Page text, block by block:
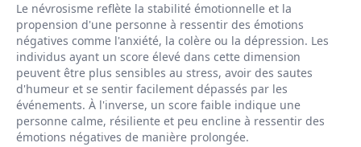
Le névrosisme reflète la stabilité émotionnelle et la
propension d'une personne à ressentir des émotions
négatives comme l'anxiété, la colère ou la dépression. Les
individus ayant un score élevé dans cette dimension
peuvent être plus sensibles au stress, avoir des sautes
d'humeur et se sentir facilement dépassés par les
événements. À l'inverse, un score faible indique une
personne calme, résiliente et peu encline à ressentir des
émotions négatives de manière prolongée.